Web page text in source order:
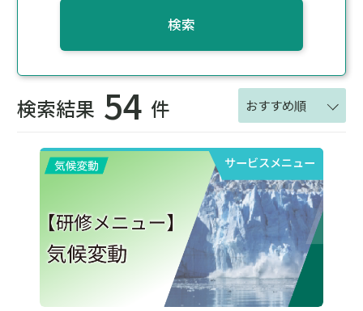
検索
検索結果 54 件 おすすめ順
サービスメニュー